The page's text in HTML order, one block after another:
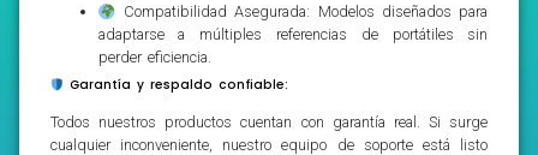
Compatibilidad Asegurada: Modelos diseñados para
adaptarse a múltiples referencias de portátiles sin
perder eficiencia.
Garantía y respaldo confiable:
Todos nuestros productos cuentan con garantía real. Si surge
cualquier inconveniente, nuestro equipo de soporte está listo